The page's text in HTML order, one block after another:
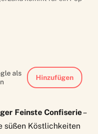
als
Hinzufügen
Feinste Confiserie–
süßen Köstlichkeiten